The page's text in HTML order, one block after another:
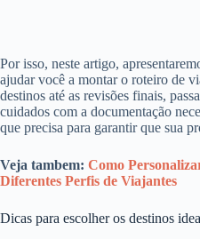
Por isso, neste artigo,
ajudar você a montar o roteiro de
destinos até as revisões finais,
cuidados com a documentação
que precisa para garantir que sua
Veja tambem: Como
Diferentes Perfis de Viajantes
Dicas para escolher os destinos